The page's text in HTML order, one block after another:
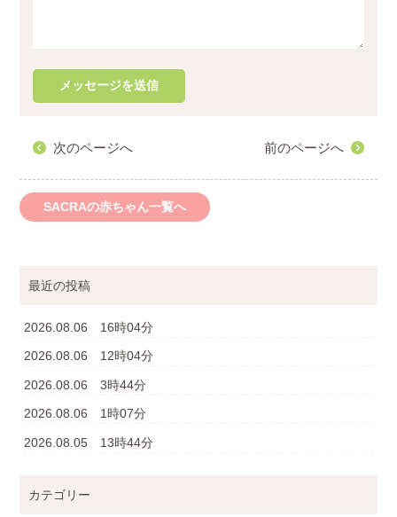
次のページへ 前のページへ
SACRAの赤ちゃん一覧へ
最近の投稿
2026.08.06 16時04分
2026.08.06 12時04分
2026.08.06 3時44分
2026.08.06 1時07分
2026.08.05 13時44分
カテゴリー